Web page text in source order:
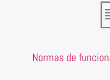
Normas de